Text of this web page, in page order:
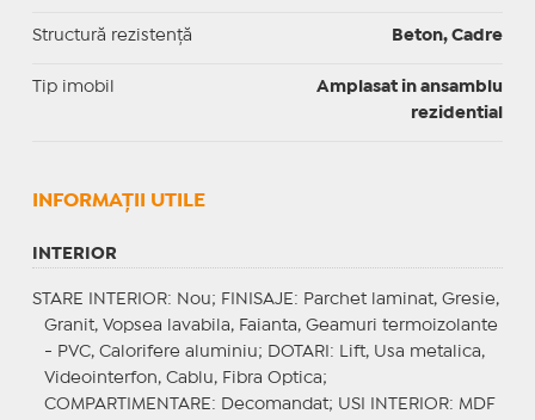
Structură rezistență Beton, Cadre
Tip imobil
Amplasat in ansamblu
rezidential
INFORMAŢII UTILE
INTERIOR
STARE INTERIOR: Nou; FINISAJE : Parchet laminat, Gresie,
Granit, Vopsea lavabila, Faianta, Geamuri termoizolante
- PVC, Calorifere aluminiu;
DOTARI : Lift, Usa metalica,
Videointerfon, Cablu, Fibra Optica;
COMPARTIMENTARE : Decomandat; USI INTERIOR: MDF